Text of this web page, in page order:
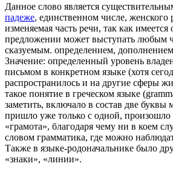
Данное слово является
падеже, единственном числе, женского
изменяемая часть речи, так как имеется
предложении может выступать любым
сказуемым. определением,
Значение: определенный уровень
письмом в конкретном языке (хотя
распространилось и на другие сферы
такое понятие в греческом языке
заметить, включало в состав две буквы
пришло уже только с одной, произошло
«грамота», благодаря чему ни в коем
словом грамматика, где можно
Также в языке-родоначальнике было
«знаки», «линии».